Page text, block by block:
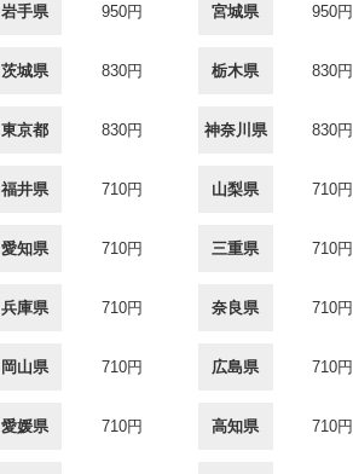
岩手県 950円 宮城県 950円
茨城県 830円 栃木県 830円
東京都 830円 神奈川県 830円
福井県 710円 山梨県 710円
愛知県 710円 三重県 710円
兵庫県 710円 奈良県 710円
岡山県 710円 広島県 710円
愛媛県 710円 高知県 710円